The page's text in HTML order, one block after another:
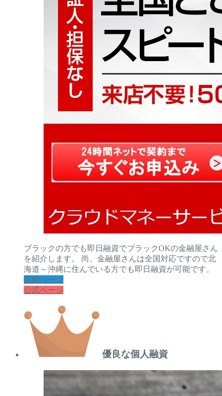
ブラックの方でも即日融資でブラックOKの金融屋さん
を紹介します。 尚、金融屋さんは全国対応ですので北
海道～沖縄に住んでいる方でも即日融資が可能です。
詳細ページ
公式ページ
優良な個人融資